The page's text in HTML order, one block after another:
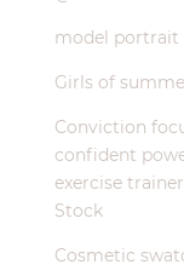
model portrait
Girls of
Conviction
confident
exercise
Stock
Cosmetic